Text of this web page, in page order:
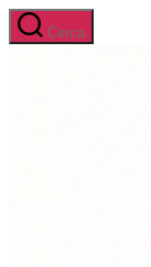
Salta
al
Cerca